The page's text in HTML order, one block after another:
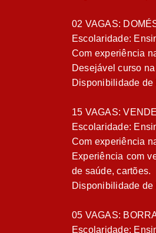
02 VAGAS:
Escolaridade:
Com experiência
Desejável curso
Disponibilidade de
15 VAGAS:
Escolaridade:
Com experiência
Experiência com
de saúde, cartões.
Disponibilidade de
05 VAGAS:
Escolaridade: